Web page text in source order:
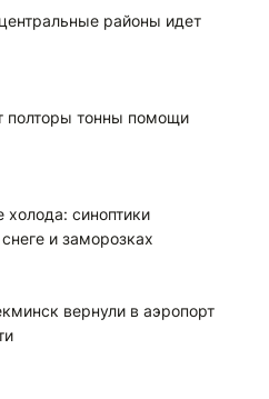
Якутске. Никакой это не
Не зря даже в
районы идет
полторы тонны помощи
синоптики
и заморозках
вернули в аэропорт